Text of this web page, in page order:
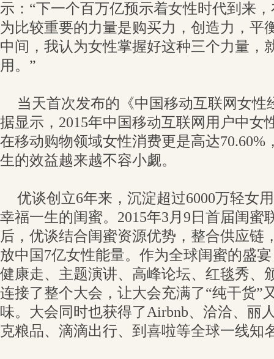
示：“下一个百万亿预示着女性时代到来
为比较重要的力量是购买力，创造力，平
中间，我认为女性掌握好这种三个力量，
用。”
当天首次发布的《中国移动互联网女性
据显示，2015年中国移动互联网用户中女
在移动购物领域女性消费更是高达70.60%
生的效益越来越不容小觑。
优谈创立6年来，沉淀超过6000万轻女
幸福一生的闺蜜。2015年3月9日首届闺蜜
后，优谈结合闺蜜资源优势，整合供应链
放中国7亿女性能量。作为全球闺蜜的盛
健康走、主题演讲、高峰论坛、红毯秀、
连接了整个大会，让大会充满了“纯干货”
味。大会同时也获得了Airbnb、洽洽、丽
克粮品、滴滴出行、到喜啦等全球一线知